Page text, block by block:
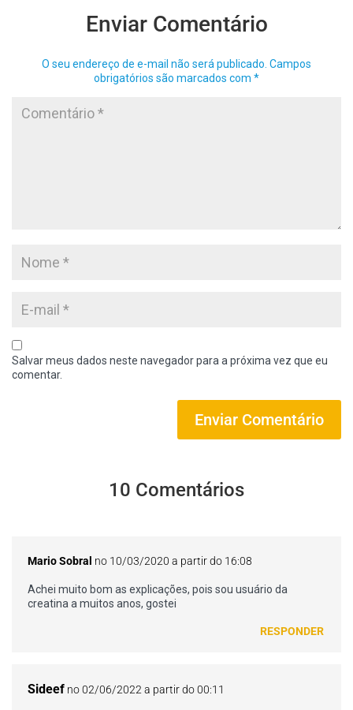
Enviar Comentário
O seu endereço de e-mail não será publicado. Campos
obrigatórios são marcados com *
Salvar meus dados neste navegador para a próxima vez que eu
comentar.
10 Comentários
Mario Sobral no 10/03/2020 a partir do 16:08
Achei muito bom as explicações, pois sou usuário da
creatina a muitos anos, gostei
RESPONDER
Sideef no 02/06/2022 a partir do 00:11